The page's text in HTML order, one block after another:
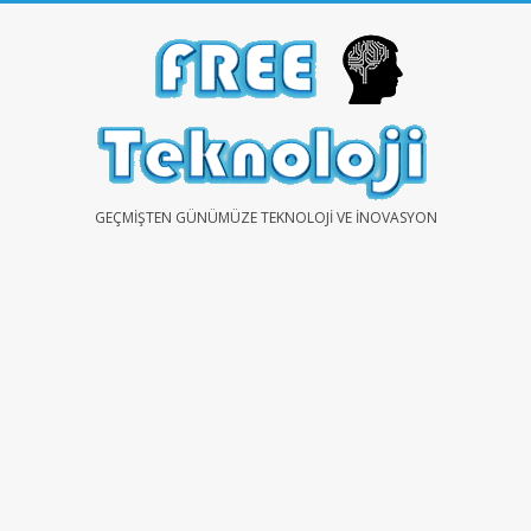
FREEGEÇMIŞTEN GÜNÜMÜZE TEKNOLOJI VE İNOVASYON